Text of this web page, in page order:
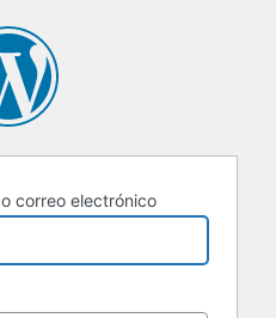
correo electrónico